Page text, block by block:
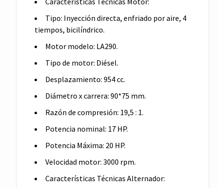
Tipo: Inyección directa, enfriado por aire, 4
tiempos, bicilíndrico.
Motor modelo: LA290.
Tipo de motor: Diésel.
Desplazamiento: 954 cc.
Diámetro x carrera: 90*75 mm.
Razón de compresión: 19,5 : 1.
Potencia nominal: 17 HP.
Potencia Máxima: 20 HP.
Velocidad motor: 3000 rpm.
Características Técnicas Alternador: